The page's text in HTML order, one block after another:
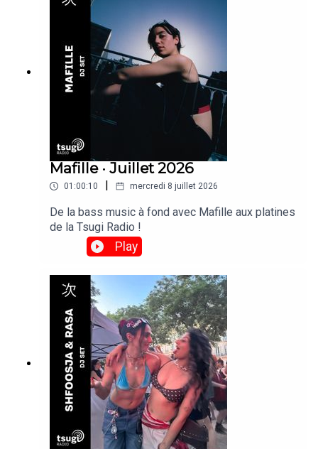
Mafille · Juillet 2026
01:00:10 mercredi 8 juillet 2026
De la bass music à fond avec Mafille aux platines
de la Tsugi Radio !
Play